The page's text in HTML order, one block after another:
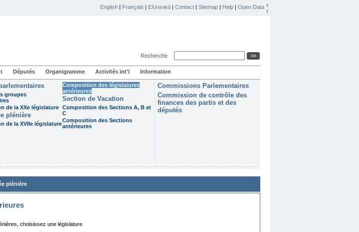
English | Français | Ελληνικά | Contact | Sitemap | Help | Open Data
Recherche
Députés Organigramme Activités int'l Information
groupes
de la XXe législature
plénière
de la XVIIe législature
Composition des législatures
antérieures
Section de Vacation
Composition des Sections A, B et
C
Composition des Sections
antérieures
Commissions Parlementaires
Commission de contrôle des
finances des partis et des
députés
plénière
choisissez une législature